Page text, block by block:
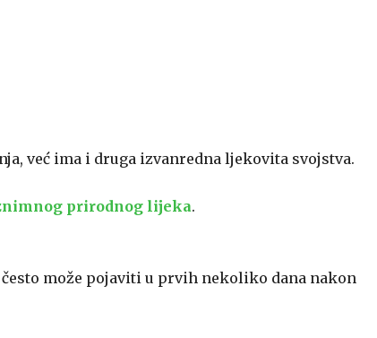
već ima i druga izvanredna ljekovita svojstva.
prirodnog lijeka.
može pojaviti u prvih nekoliko dana nakon